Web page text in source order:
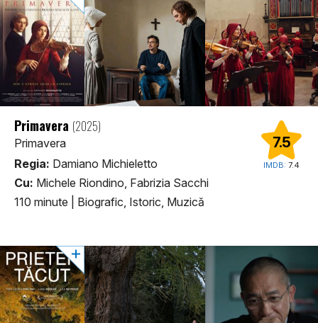
7.5
IMDB: 7.4
Primavera (2025)
Primavera
Regia: Damiano Michieletto
Cu: Michele Riondino, Fabrizia Sacchi
110 minute
Biografic, Istoric, Muzică